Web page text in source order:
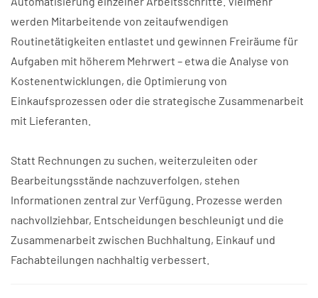
werden Mitarbeitende von zeitaufwendigen
Routinetätigkeiten entlastet und gewinnen Freiräume für
Aufgaben mit höherem Mehrwert – etwa die Analyse von
Kostenentwicklungen, die Optimierung von
Einkaufsprozessen oder die strategische Zusammenarbeit
mit Lieferanten.
Statt Rechnungen zu suchen, weiterzuleiten oder
Bearbeitungsstände nachzuverfolgen, stehen
Informationen zentral zur Verfügung. Prozesse werden
nachvollziehbar, Entscheidungen beschleunigt und die
Zusammenarbeit zwischen Buchhaltung, Einkauf und
Fachabteilungen nachhaltig verbessert.